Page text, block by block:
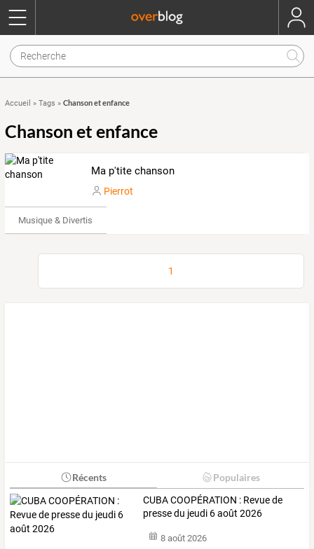
Accueil » Tags » Chanson et enfance
Chanson et enfance
Ma p'tite chanson
Pierrot
Musique & Divertissements
1
Récents Populaires
CUBA COOPÉRATION : Revue de
presse du jeudi 6 août 2026
8 août 2026